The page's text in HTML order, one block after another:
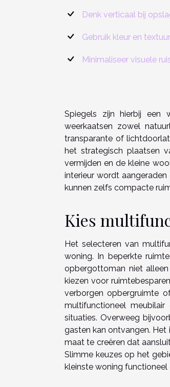
Denk verticaal bij
Gebruik kleur en
Minimaliseer visuele
Spiegels zijn hierbij een
weerkaatsen zowel
transparante of
het strategisch plaatsen
vermijden en de kleine
interieur wordt
kunnen zelfs compacte
Kies
Het selecteren van
woning. In beperkte
opbergottoman niet
kiezen voor
verborgen opbergruimte
multifunctioneel
situaties. Overweeg
gasten kan ontvangen.
maat te creëren dat
Slimme keuzes op het
kleinste woning functioneel